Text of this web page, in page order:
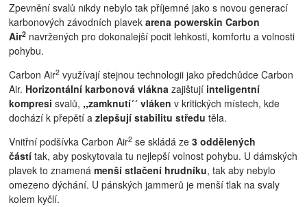
Zpevnění svalů nikdy nebylo tak příjemné jako s novou generací
karbonových závodních plavekarena powerskin Carbon
Air2 navržených pro dokonalejší pocit lehkosti, komfortu a volnosti
pohybu.
Carbon Air2 využívají stejnou technologii jako předchůdce Carbon
Air. Horizontální karbonová vlákna zajištují inteligentní
kompresisvalů, ,,zamknutí´´ vláken v kritických místech, kde
dochází k přepětí azlepšují stabilitu středu těla.
Vnitřní podšívka Carbon Air2 se skládá ze3 oddělených
částí tak, aby poskytovala tu nejlepší volnost pohybu. U dámských
plavek to znamenámenší stlačení hrudníku, tak aby nebylo
omezeno dýchání. U pánských jammerů je menší tlak na svaly
kolem kyčlí.